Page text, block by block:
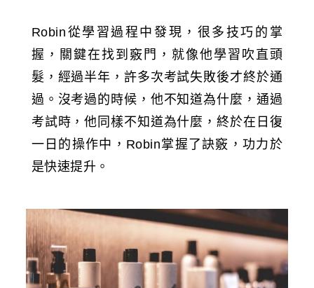
Robin從學習過程中發現，很多技巧的掌
握，關鍵在找到竅門，就像他學習吹直頭
髮，經過半年，許多次考試失敗後才終於通
過。沒考過的時候，他不知道為什麼，通過
考試時，他同樣不知道為什麼，終於在日復
一日的操作中，Robin掌握了訣竅，功力於
是快速提升。